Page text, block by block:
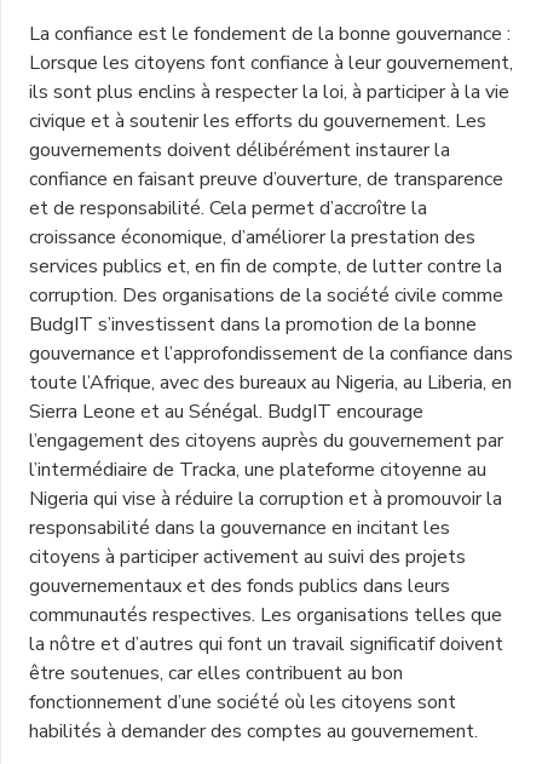
La confiance est le fondement de la bonne gouvernance :
Lorsque les citoyens font confiance à leur gouvernement,
ils sont plus enclins à respecter la loi, à participer à la vie
civique et à soutenir les efforts du gouvernement. Les
gouvernements doivent délibérément instaurer la
confiance en faisant preuve d’ouverture, de transparence
et de responsabilité. Cela permet d’accroître la
croissance économique, d’améliorer la prestation des
services publics et, en fin de compte, de lutter contre la
corruption. Des organisations de la société civile comme
BudgIT s’investissent dans la promotion de la bonne
gouvernance et l’approfondissement de la confiance dans
toute l’Afrique, avec des bureaux au Nigeria, au Liberia, en
Sierra Leone et au Sénégal. BudgIT encourage
l’engagement des citoyens auprès du gouvernement par
l’intermédiaire de Tracka, une plateforme citoyenne au
Nigeria qui vise à réduire la corruption et à promouvoir la
responsabilité dans la gouvernance en incitant les
citoyens à participer activement au suivi des projets
gouvernementaux et des fonds publics dans leurs
communautés respectives. Les organisations telles que
la nôtre et d’autres qui font un travail significatif doivent
être soutenues, car elles contribuent au bon
fonctionnement d’une société où les citoyens sont
habilités à demander des comptes au gouvernement.